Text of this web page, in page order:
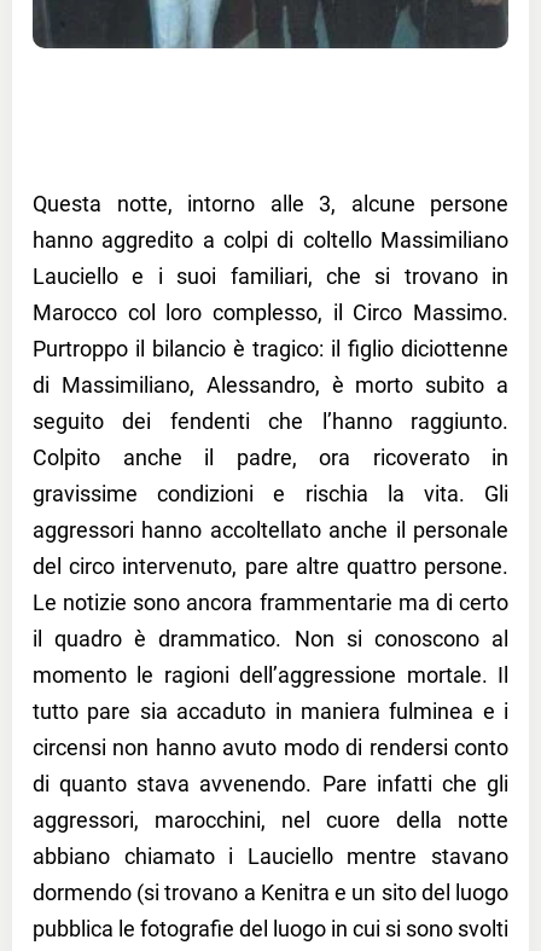
Questa notte, intorno alle 3, alcune persone
hanno aggredito a colpi di coltello Massimiliano
Lauciello e i suoi familiari, che si trovano in
Marocco col loro complesso, il Circo Massimo.
Purtroppo il bilancio è tragico: il figlio diciottenne
di Massimiliano, Alessandro, è morto subito a
seguito dei fendenti che l’hanno raggiunto.
Colpito anche il padre, ora ricoverato in
gravissime condizioni e rischia la vita. Gli
aggressori hanno accoltellato anche il personale
del circo intervenuto, pare altre quattro persone.
Le notizie sono ancora frammentarie ma di certo
il quadro è drammatico. Non si conoscono al
momento le ragioni dell’aggressione mortale. Il
tutto pare sia accaduto in maniera fulminea e i
circensi non hanno avuto modo di rendersi conto
di quanto stava avvenendo. Pare infatti che gli
aggressori, marocchini, nel cuore della notte
abbiano chiamato i Lauciello mentre stavano
dormendo (si trovano a Kenitra e un sito del luogo
pubblica le fotografie del luogo in cui si sono svolti